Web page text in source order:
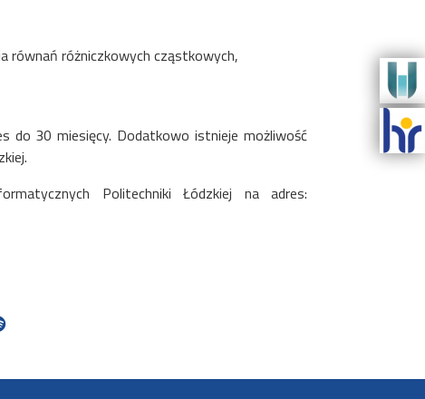
równań różniczkowych cząstkowych,
do 30 miesięcy. Dodatkowo istnieje możliwość
Politechniki Łódzkiej na adres: